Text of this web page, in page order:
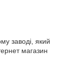
заводі, який
магазин